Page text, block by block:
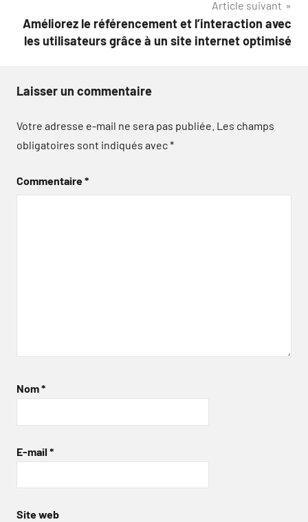
Article suivant
Améliorez le référencement et l’interaction avec
les utilisateurs grâce à un site internet optimisé
Laisser un commentaire
Votre adresse e-mail ne sera pas publiée. Les champs
obligatoires sont indiqués avec*
Commentaire*
Nom*
E-mail *
Site web